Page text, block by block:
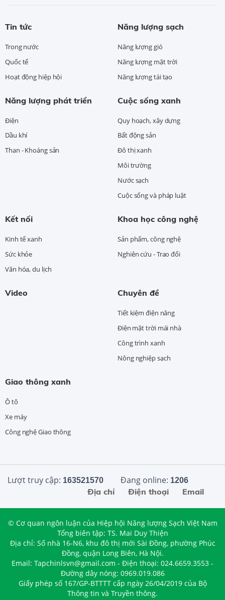
Tin tức
Trong nước
Quốc tế
Hoạt động hiệp hội
Năng lượng sạch
Năng lượng gió
Năng lượng mặt trời
Năng lượng tái tạo
Năng lượng phát triển
Điện
Dầu khí
Than - Khoáng sản
Cuộc sống xanh
Quy hoạch, xây dựng
Bất động sản
Đô thị xanh
Môi trường
Nước sạch
Cuộc sống và pháp luật
Kết nối
Kinh tế xanh
Sức khỏe
Văn hóa, du lịch
Khoa học công nghệ
Sản phẩm, công nghệ
Nghiên cứu - Trao đổi
Video Chuyên đề
Tiết kiệm điện năng
Điện mặt trời mái nhà
Công trình xanh
Nông nghiệp sạch
Giao thông xanh
Ô tô
Xe máy
Công nghệ Giao thông
Lượt truy cập: 163521570 Đang online: 1206
Email
Điện thoại
Địa chỉ
© Cơ quan ngôn luận của Hiệp hội Năng lượng Sạch Việt Nam
Tổng biên tập: TS. Mai Duy Thiện
Địa chỉ: Số nhà 16-N6, khu đô thị mới Sài Đồng, phường Phúc
Đồng, quận Long Biên, Hà Nội.
Email: Tapchinlsvn@gmail.com - Điện thoại: 024.6659.3553 -
Đường dây nóng: 0969.019.086
Giấy phép số 167/GP-BTTTT cấp ngày 26/04/2019 của Bộ
Thông tin và Truyền thông.